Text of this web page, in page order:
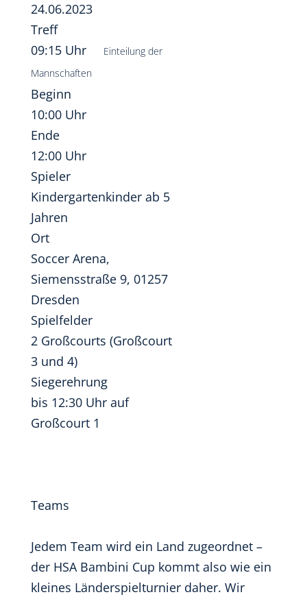
24.06.2023
Treff
09:15 Uhr
Einteilung der
Mannschaften
Beginn
10:00 Uhr
Ende
12:00 Uhr
Spieler
Kindergartenkinder ab 5
Jahren
Ort
Soccer Arena,
Siemensstraße 9, 01257
Dresden
Spielfelder
2 Großcourts (Großcourt
3 und 4)
Siegerehrung
bis 12:30 Uhr auf
Großcourt 1
Teams
Jedem Team wird ein Land zugeordnet –
der HSA Bambini Cup kommt also wie ein
kleines Länderspielturnier daher. Wir